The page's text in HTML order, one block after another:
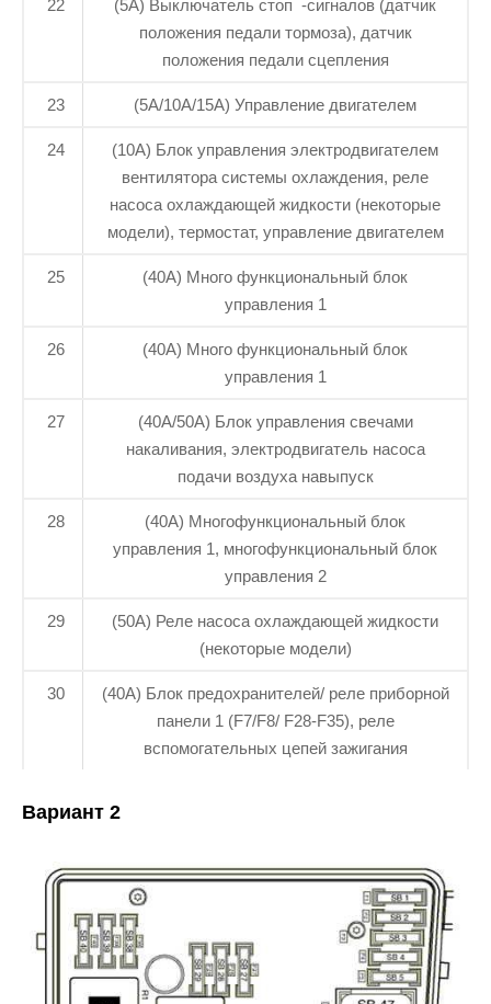
22
(5A) Выключатель стоп -сигналов (датчик
положения педали тормоза), датчик
положения педали сцепления
23 (5A/10A/15A) Управление двигателем
24
(10A) Блок управления электродвигателем
вентилятора системы охлаждения, реле
насоса охлаждающей жидкости (некоторые
модели), термостат, управление двигателем
25
(40A) Много функциональный блок
управления 1
26
(40A) Много функциональный блок
управления 1
27
(40A/50A) Блок управления свечами
накаливания, электродвигатель насоса
подачи воздуха навыпуск
28
(40A) Многофункциональный блок
управления 1, многофункциональный блок
управления 2
29
(50A) Реле насоса охлаждающей жидкости
(некоторые модели)
30
(40A) Блок предохранителей/ реле приборной
панели 1 (F7/F8/ F28-F35), реле
вспомогательных цепей зажигания
Вариант 2